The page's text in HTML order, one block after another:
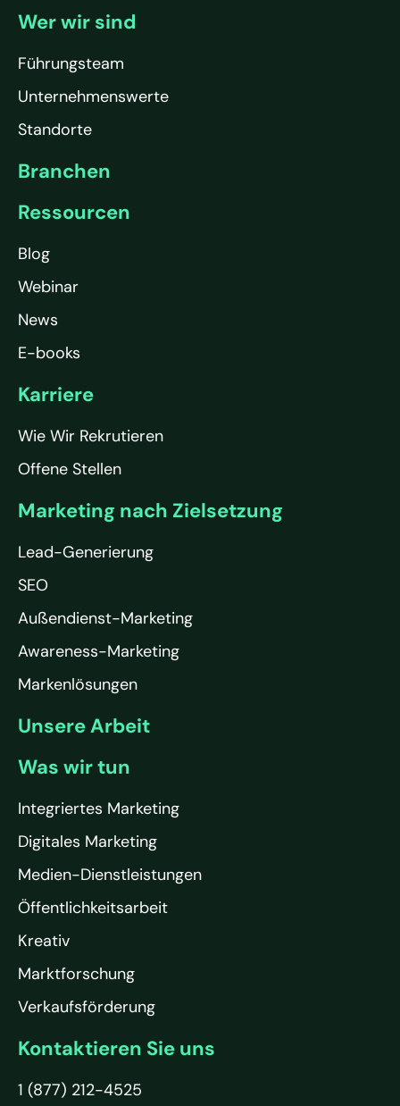
Wer wir sind
Führungsteam
Unternehmenswerte
Standorte
Branchen
Ressourcen
Blog
Webinar
News
E-books
Karriere
Wie Wir Rekrutieren
Offene Stellen
Marketing nach Zielsetzung
Lead-Generierung
SEO
Außendienst-Marketing
Awareness-Marketing
Markenlösungen
Unsere Arbeit
Was wir tun
Integriertes Marketing
Digitales Marketing
Medien-Dienstleistungen
Öffentlichkeitsarbeit
Kreativ
Marktforschung
Verkaufsförderung
Kontaktieren Sie uns
1 (877) 212-4525